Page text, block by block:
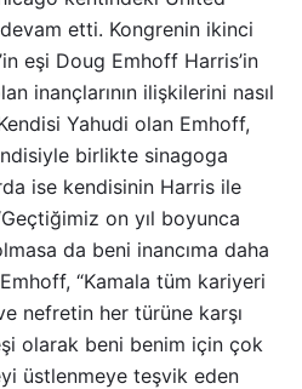
etti. Kongrenin ikinci
eşi Doug Emhoff Harris’in
inançlarının ilişkilerini nasıl
Yahudi olan Emhoff,
birlikte sinagoga
ise kendisinin Harris ile
on yıl boyunca
da beni inancıma daha
“Kamala tüm kariyeri
nefretin her türüne karşı
olarak beni benim için çok
üstlenmeye teşvik eden